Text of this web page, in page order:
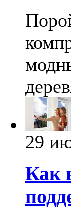
29
Как